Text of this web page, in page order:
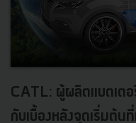
CATL: ผู้ผลิตแบตเตอ
กับเบื้องหลังจุดเริ่มต้น